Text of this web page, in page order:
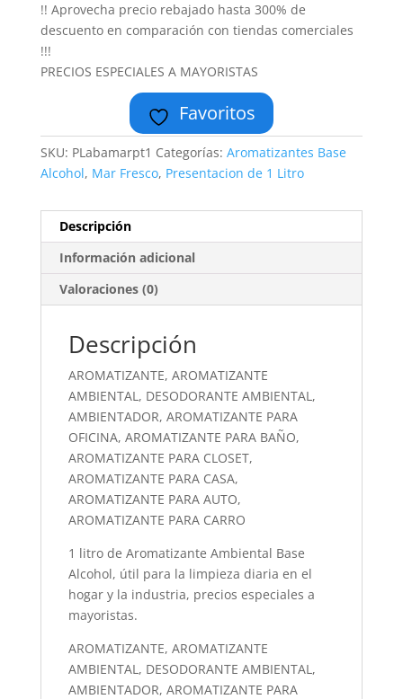
!! Aprovecha precio rebajado hasta 300% de
descuento en comparación con tiendas comerciales
!!!
PRECIOS ESPECIALES A MAYORISTAS
Favoritos
SKU: PLabamarpt1 Categorías: Aromatizantes Base
Alcohol, Mar Fresco, Presentacion de 1 Litro
Descripción
Información adicional
Valoraciones (0)
Descripción
AROMATIZANTE, AROMATIZANTE
AMBIENTAL, DESODORANTE AMBIENTAL,
AMBIENTADOR, AROMATIZANTE PARA
OFICINA, AROMATIZANTE PARA BAÑO,
AROMATIZANTE PARA CLOSET,
AROMATIZANTE PARA CASA,
AROMATIZANTE PARA AUTO,
AROMATIZANTE PARA CARRO
1 litro de Aromatizante Ambiental Base
Alcohol, útil para la limpieza diaria en el
hogar y la industria, precios especiales a
mayoristas.
AROMATIZANTE, AROMATIZANTE
AMBIENTAL, DESODORANTE AMBIENTAL,
AMBIENTADOR, AROMATIZANTE PARA